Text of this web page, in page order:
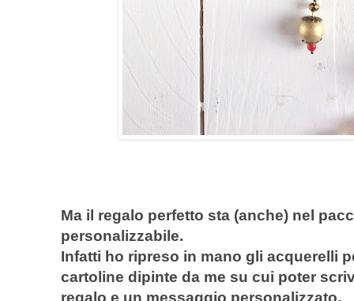
Ma il regalo perfetto sta (anche) nel
personalizzabile.
Infatti ho ripreso in mano gli acquerelli
cartoline dipinte da me su cui poter
regalo e un messaggio personalizzato.